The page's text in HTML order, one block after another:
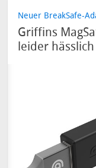
Neuer BreakSafe-
Griffins
leider